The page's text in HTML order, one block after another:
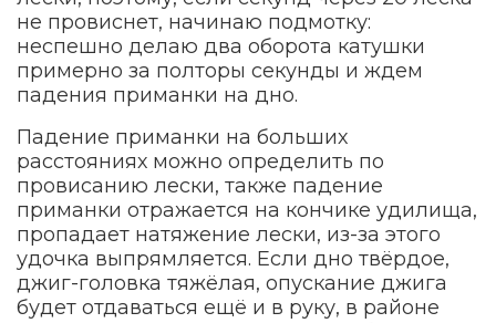
не провиснет, начинаю подмотку:
неспешно делаю два оборота катушки
примерно за полторы секунды и ждем
падения приманки на дно.
Падение приманки на больших
расстояниях можно определить по
провисанию лески, также падение
приманки отражается на кончике удилища,
пропадает натяжение лески, из-за этого
удочка выпрямляется. Если дно твёрдое,
джиг-головка тяжёлая, опускание джига
будет отдаваться ещё и в руку, в районе